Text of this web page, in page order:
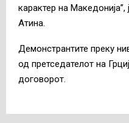
карактер на
Атина.
Демонстрантите преку
од претседателот на
договорот.